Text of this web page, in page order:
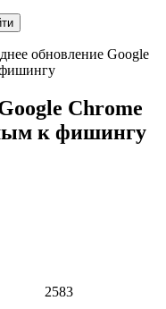
обновление Google
фишингу
Chrome
к фишингу
2583